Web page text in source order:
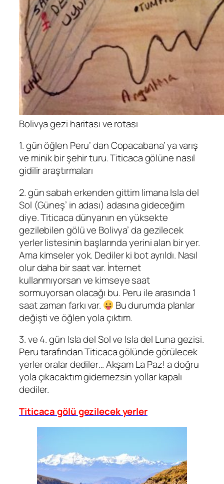
Bolivya gezi haritası ve rotası
1. gün öğlen Peru’ dan Copacabana’ ya varış
ve minik bir şehir turu. Titicaca gölüne nasıl
gidilir araştırmaları
2. gün sabah erkenden gittim limana Isla del
Sol (Güneş’ in adası) adasına gideceğim
diye. Titicaca dünyanın en yüksekte
gezilebilen gölü ve Bolivya’ da gezilecek
yerler listesinin başlarında yerini alan bir yer.
Ama kimseler yok. Dediler ki bot ayrıldı. Nasıl
olur daha bir saat var. İnternet
kullanmıyorsan ve kimseye saat
sormuyorsan olacağı bu. Peru ile arasında 1
saat zaman farkı var.
Bu durumda planlar
değişti ve öğlen yola çıktım.
3. ve 4. gün Isla del Sol ve Isla del Luna gezisi.
Peru tarafından Titicaca gölünde görülecek
yerler oralar dediler… Akşam La Paz! a doğru
yola çıkacaktım gidemezsin yollar kapalı
dediler.
Titicaca gölü gezilecek yerler